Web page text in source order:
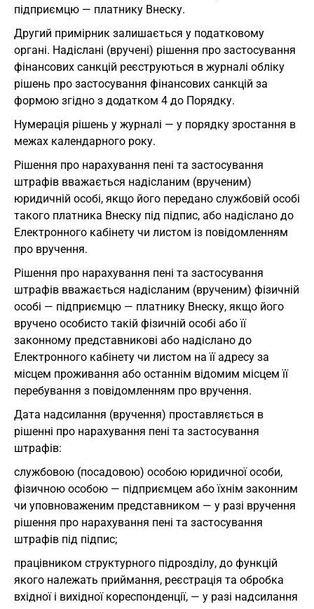
підприємцю — платнику Внеску.
Другий примірник залишається у податковому
органі. Надіслані (вручені) рішення про застосування
фінансових санкцій реєструються в журналі обліку
рішень про застосування фінансових санкцій за
формою згідно з додатком 4 до Порядку.
Нумерація рішень у журналі — у порядку зростання в
межах календарного року.
Рішення про нарахування пені та застосування
штрафів вважається надісланим (врученим)
юридичній особі, якщо його передано службовій особі
такого платника Внеску під підпис, або надіслано до
Електронного кабінету чи листом із повідомленням
про вручення.
Рішення про нарахування пені та застосування
штрафів вважається надісланим (врученим) фізичній
особі — підприємцю — платнику Внеску, якщо його
вручено особисто такій фізичній особі або її
законному представникові або надіслано до
Електронного кабінету чи листом на її адресу за
місцем проживання або останнім відомим місцем її
перебування з повідомленням про вручення.
Дата надсилання (вручення) проставляється в
рішенні про нарахування пені та застосування
штрафів:
службовою (посадовою) особою юридичної особи,
фізичною особою — підприємцем або їхнім законним
чи уповноваженим представником — у разі вручення
рішення про нарахування пені та застосування
штрафів під підпис;
працівником структурного підрозділу, до функцій
якого належать приймання, реєстрація та обробка
вхідної і вихідної кореспонденції, — у разі надсилання